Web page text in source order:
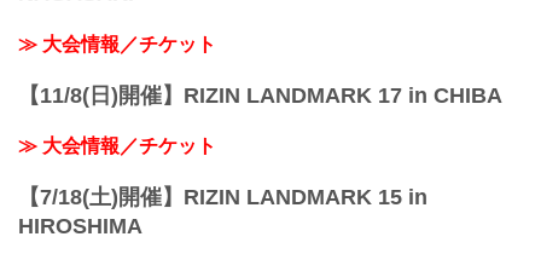
≫ 大会情報／チケット
【11/8(日)開催】RIZIN LANDMARK 17 in CHIBA
≫ 大会情報／チケット
【7/18(土)開催】RIZIN LANDMARK 15 in
HIROSHIMA